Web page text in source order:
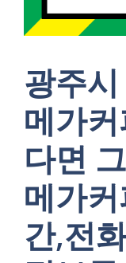
광주
메가
다면
메가
간,전